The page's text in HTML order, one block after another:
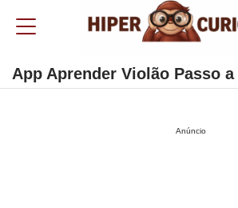
App Aprender Violão Passo a
Anúncio